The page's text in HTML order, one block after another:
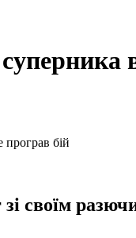
своїм